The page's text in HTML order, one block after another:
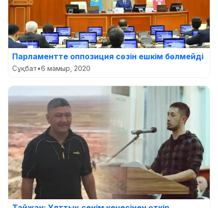
Парламентте оппозиция сөзін ешкім бөлмейді
Сұқбат•6 мамыр, 2020